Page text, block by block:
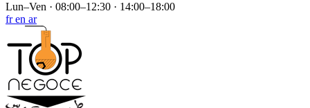
Lun–Ven · 08:00–12:30 · 14:00–18:00
fren ar